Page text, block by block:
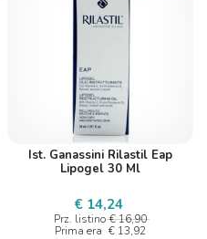
Ist. Ganassini Rilastil Eap
Lipogel 30 Ml
€ 14,24
Prz. listino € 16,90
Prima era € 13,92